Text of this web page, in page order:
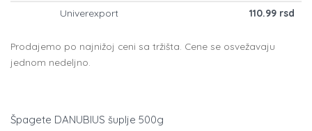
Univerexport
110.99 rsd
Prodajemo po najnižoj ceni sa tržišta. Cene se osvežavaju
jednom nedeljno.
Špagete DANUBIUS šuplje 500g